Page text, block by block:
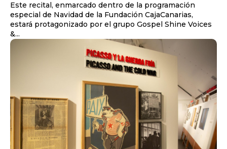
Este recital, enmarcado dentro de la programación
especial de Navidad de la Fundación CajaCanarias,
estará protagonizado por el grupo Gospel Shine Voices
&...